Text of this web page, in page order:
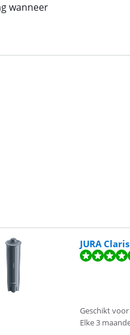
wanneer
JURA
Geschikt
Elke 3